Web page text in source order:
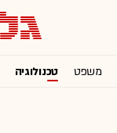
משפט טכנולוגיה